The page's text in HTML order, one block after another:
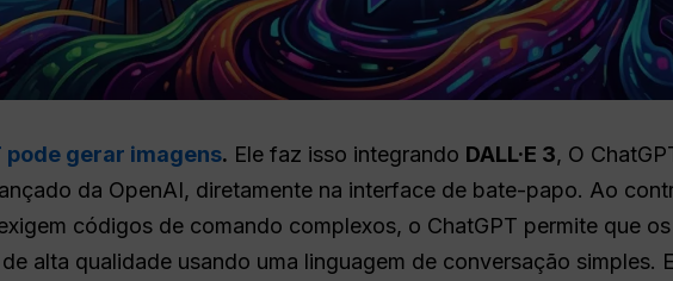
pode gerar imagens. Ele faz isso integrando DALL·E 3, O
da OpenAI, diretamente na interface de bate-papo. Ao
códigos de comando complexos, o ChatGPT permite que
alta qualidade usando uma linguagem de conversação simples.